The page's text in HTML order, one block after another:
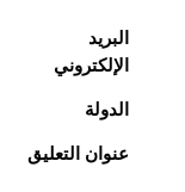
البريد
الإلكتروني
الدولة
عنوان التعليق